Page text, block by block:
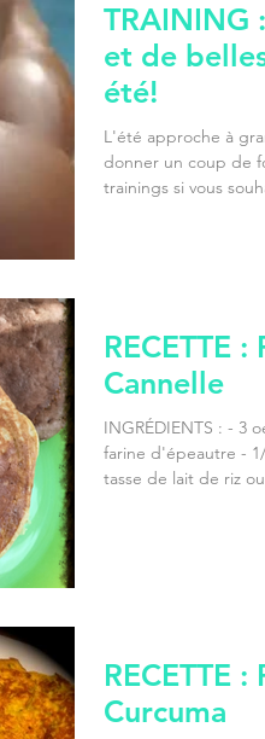
TRAINING
et de
été!
L'été approche à
donner un coup de
trainings si vous
RECETTE :
Cannelle
INGRÉDIENTS : - 3
farine d'épeautre - 1/
tasse de lait de riz
RECETTE :
Curcuma